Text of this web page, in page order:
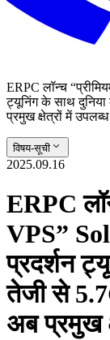
ERPC लॉन्च
ट्यूनिंग के साथ
प्रमुख क्षेत्रों में
विषय-सूची
2025.09.16
ERPC
VPS”
प्रदर्शन
तेजी से
अब प्रमुख